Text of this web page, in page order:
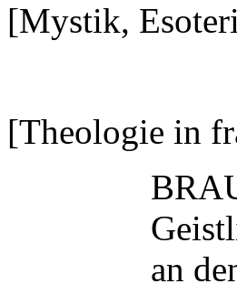
[Mystik,
[Theologie in
an